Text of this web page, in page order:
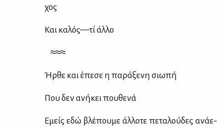
χος
Και κα­λός—τί άλ­λο
≈≈≈
Ήρ­θε και έπε­σε η πα­ρά­ξε­νη σιω­πή
Που δεν ανή­κει που­θε­νά
Εμείς εδώ βλέ­που­με άλ­λο­τε πε­τα­λού­δες ανά­ε­